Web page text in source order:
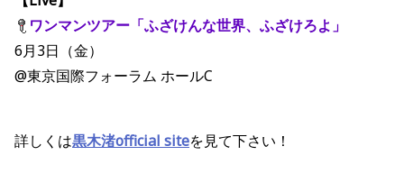
ワンマンツアー「ふざけんな世界、ふざけろよ」
6月3日（金）
@東京国際フォーラム ホールC
詳しくは黒木渚official siteを見て下さい！